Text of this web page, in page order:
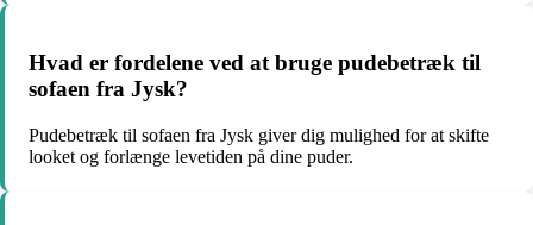
Hvad er fordelene ved at bruge pudebetræk til
sofaen fra Jysk?
Pudebetræk til sofaen fra Jysk giver dig mulighed for at skifte
looket og forlænge levetiden på dine puder.